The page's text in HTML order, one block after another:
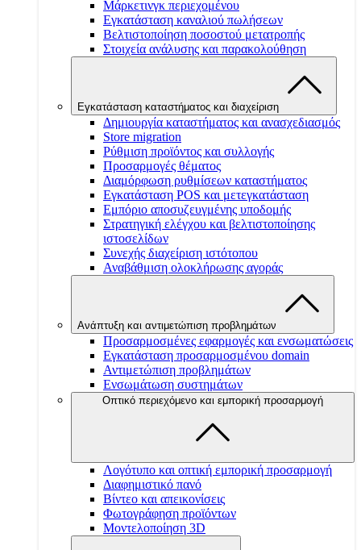
Μάρκετινγκ περιεχομένου
Εγκατάσταση καναλιού πωλήσεων
Βελτιστοποίηση ποσοστού μετατροπής
Στοιχεία ανάλυσης και παρακολούθηση
Εγκατάσταση καταστήματος και διαχείριση
Δημιουργία καταστήματος και ανασχεδιασμός
Store migration
Ρύθμιση προϊόντος και συλλογής
Προσαρμογές θέματος
Διαμόρφωση ρυθμίσεων καταστήματος
Εγκατάσταση POS και μετεγκατάσταση
Εμπόριο αποσυζευγμένης υποδομής
Στρατηγική ελέγχου και βελτιστοποίησης
ιστοσελίδων
Συνεχής διαχείριση ιστότοπου
Αναβάθμιση ολοκλήρωσης αγοράς
Ανάπτυξη και αντιμετώπιση προβλημάτων
Προσαρμοσμένες εφαρμογές και ενσωματώσεις
Εγκατάσταση προσαρμοσμένου domain
Αντιμετώπιση προβλημάτων
Ενσωμάτωση συστημάτων
Οπτικό περιεχόμενο και εμπορική προσαρμογή
Λογότυπο και οπτική εμπορική προσαρμογή
Διαφημιστικό πανό
Βίντεο και απεικονίσεις
Φωτογράφηση προϊόντων
Μοντελοποίηση 3D